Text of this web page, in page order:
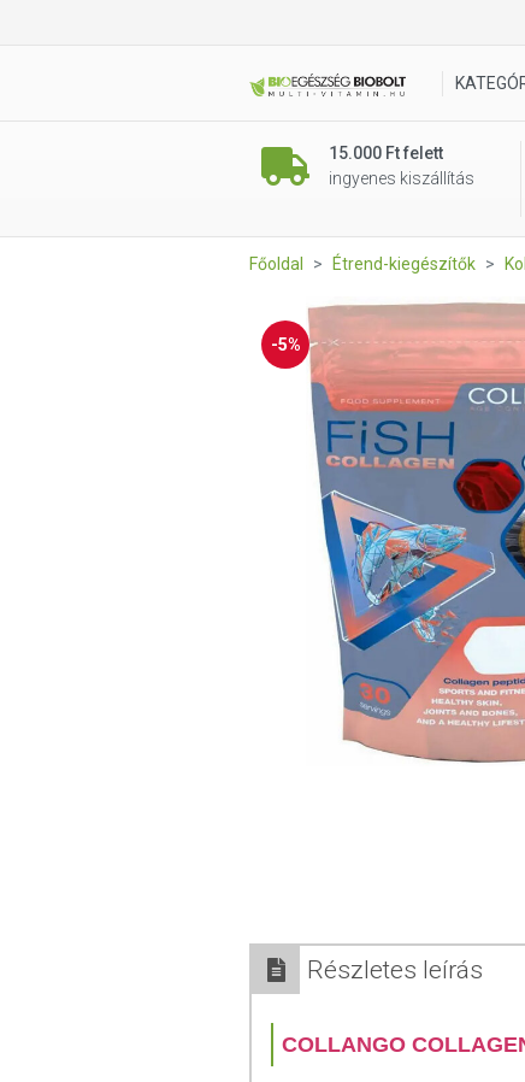
15.000 Ft felett
ingyenes kiszállítás
Főoldal Étrend-kiegészítők
-5%
Részletes leírás
COLLANGO